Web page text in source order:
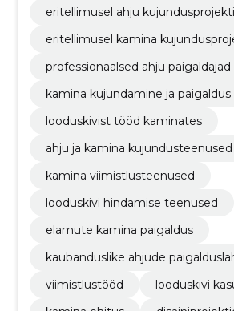
eritellimusel ahju
eritellimusel kamina
professionaalsed ahju paigaldajad
kamina kujundamine ja paigaldus
looduskivist tööd kaminates
ahju ja kamina kujundusteenused
kamina viimistlusteenused
looduskivi hindamise teenused
elamute kamina paigaldus
kaubanduslike ahjude
viimistlustööd
looduskivi